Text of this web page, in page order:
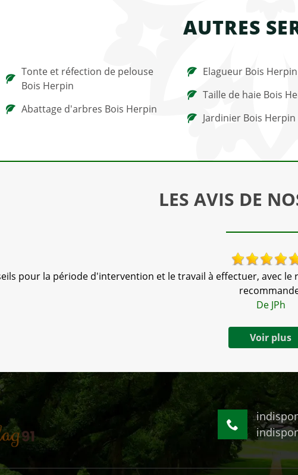
AUTRES
Tonte et réfection de pelouse
Bois Herpin
Abattage d'arbres Bois Herpin
Elagueur Bois Herpin
Taille de haie Bois
Jardinier Bois Herpin
LES AVIS DE
pour la période d'intervention et le travail à effectuer, avec
De JPh
Voir plus